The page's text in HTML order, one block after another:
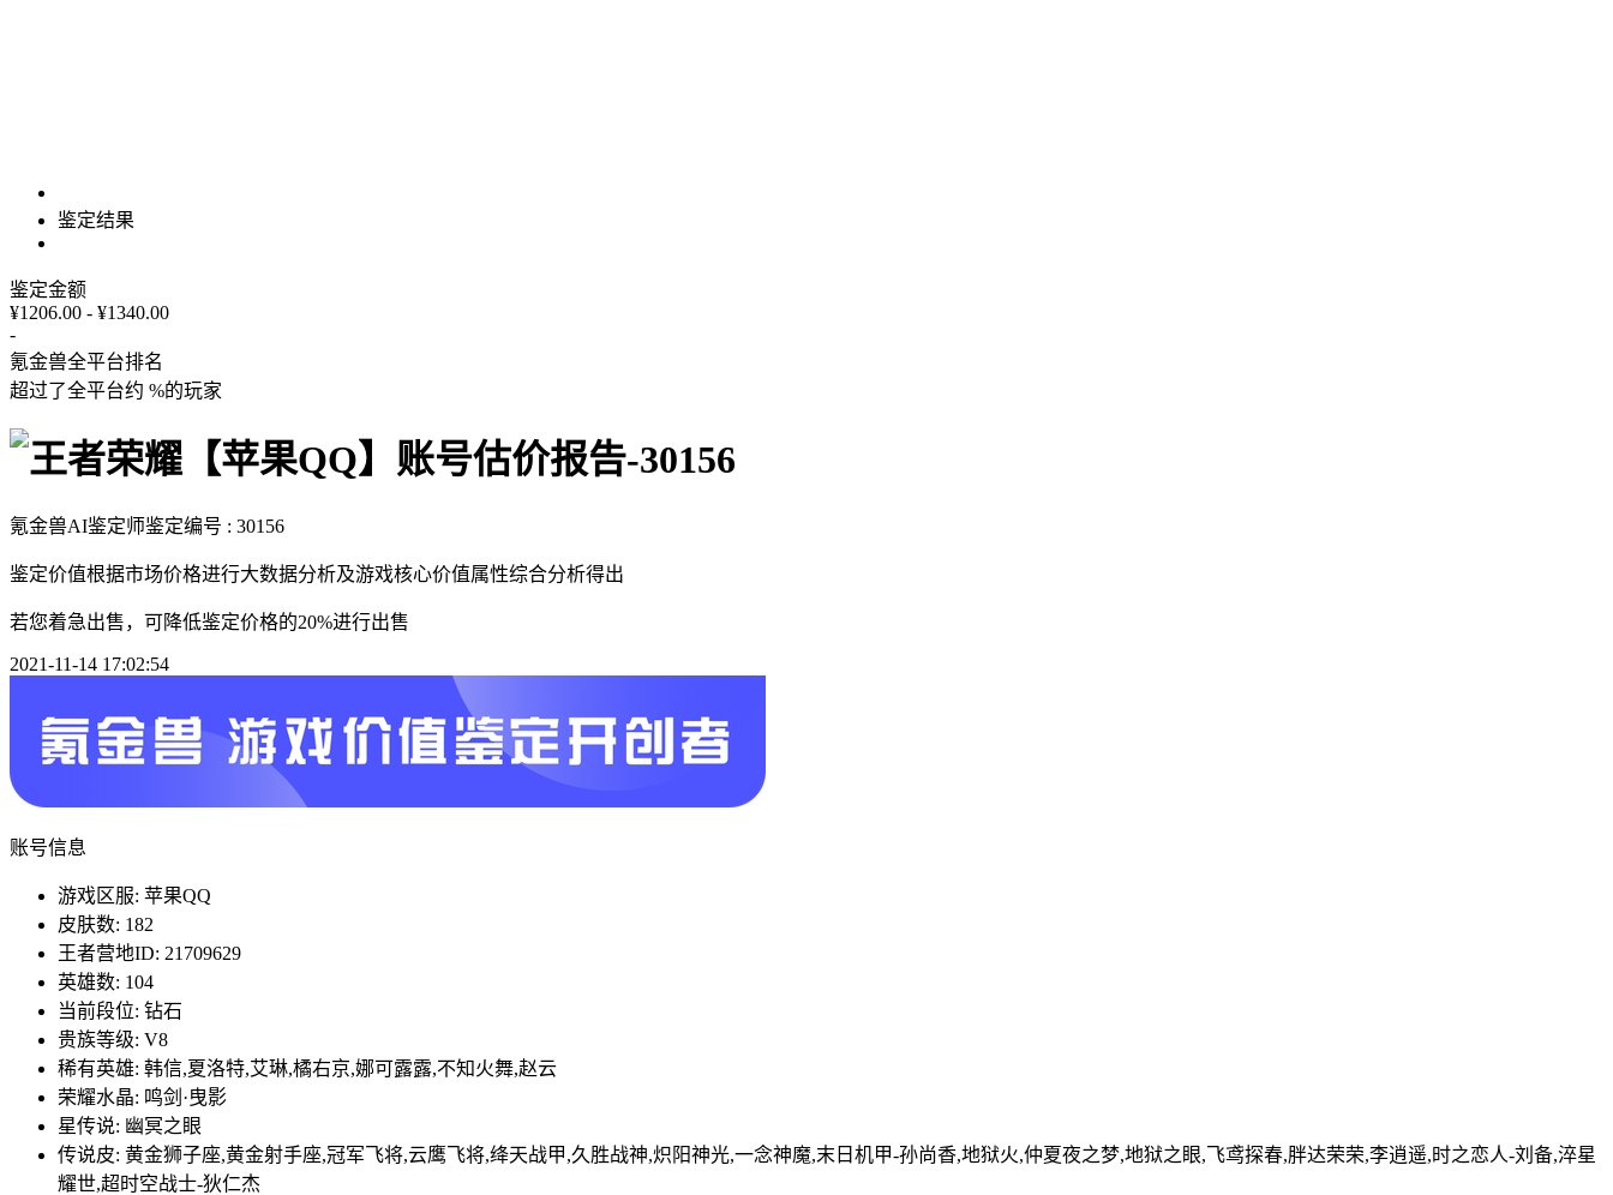
鉴定结果
鉴定金额
¥1206.00 - ¥1340.00
-
氪金兽全平台排名
超过了全平台约 %的玩家
氪金兽AI鉴定师鉴定编号 : 30156
鉴定价值根据市场价格进行大数据分析及游戏核心价值属性综合分析得出
若您着急出售，可降低鉴定价格的20%进行出售
2021-11-14 17:02:54
账号信息
游戏区服: 苹果QQ
皮肤数: 182
王者营地ID: 21709629
英雄数: 104
当前段位: 钻石
贵族等级: V8
稀有英雄: 韩信,夏洛特,艾琳,橘右京,娜可露露,不知火舞,赵云
荣耀水晶: 鸣剑·曳影
星传说: 幽冥之眼
传说皮: 黄金狮子座,黄金射手座,冠军飞将,云鹰飞将,绛天战甲,久胜战神,炽阳神光,一念神魔,末日机甲-孙尚香,地狱火,仲夏夜之梦,地狱之眼,飞鸢探春,胖达荣荣,李逍遥,时之恋人-刘备,淬星
耀世,超时空战士-狄仁杰